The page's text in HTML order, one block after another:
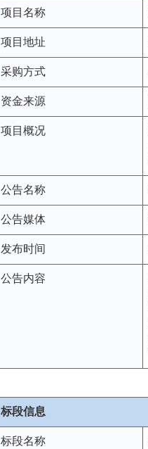
项目名称
项目地址
采购方式
资金来源
项目概况
公告名称
公告媒体
发布时间
公告内容
标段信息
标段名称